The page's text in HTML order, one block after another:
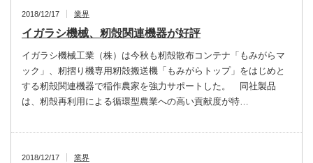
2018/12/17 業界
イガラシ機械、籾殻関連機器が好評
イガラシ機械工業（株）は今秋も籾殻散布コンテナ「もみがらマ
ック」、籾摺り機専用籾殻搬送機「もみがらトップ」をはじめと
する籾殻関連機器で稲作農家を強力サポートした。 同社製品
は、籾殻再利用による循環型農業への高い貢献度が特…
2018/12/17 業界